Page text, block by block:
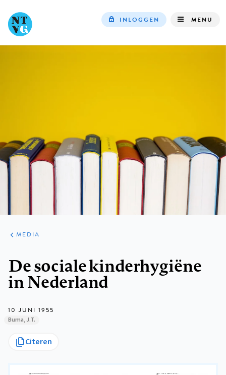
INLOGGEN MENU
ARTIKELEN
VARIA
MEDIA
De sociale kinderhygiëne
in Nederland
10 JUNI 1955
Buma, J.T.
Citeren